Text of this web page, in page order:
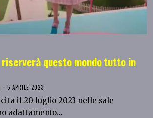
questo mondo tutto in
5 APRILE 2023
il 20 luglio 2023 nelle sale
adattamento…